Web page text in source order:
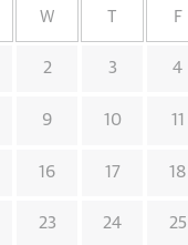
W F
2 3 4
9 10 11
16 17 18
23 24 25